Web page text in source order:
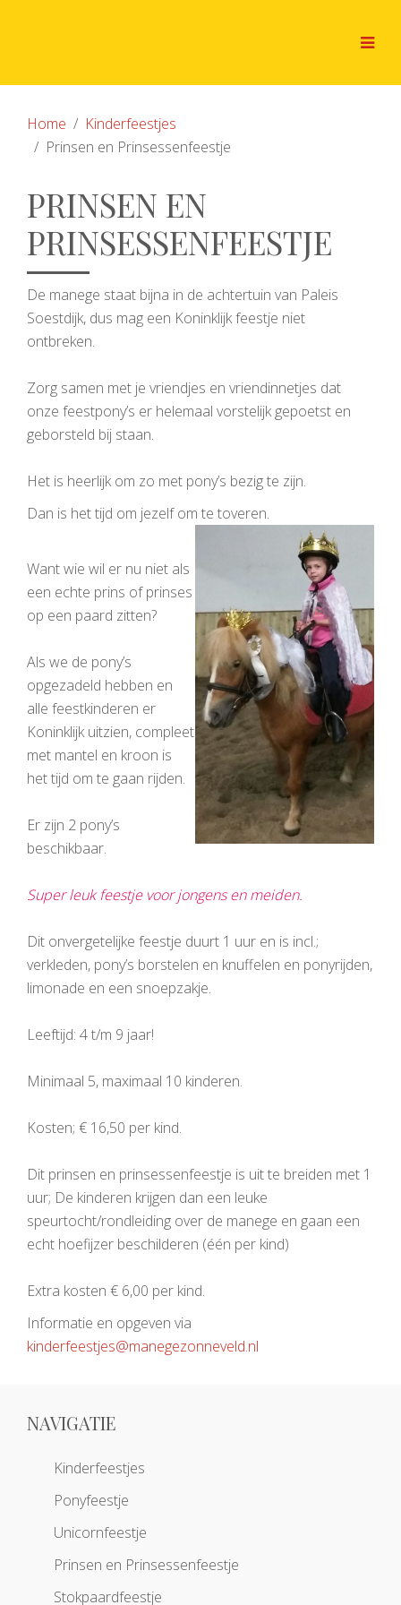
Home
Kinderfeestjes
Prinsen en Prinsessenfeestje
PRINSEN EN
PRINSESSENFEESTJE
De manege staat bijna in de achtertuin van Paleis
Soestdijk, dus mag een Koninklijk feestje niet
ontbreken.
Zorg samen met je vriendjes en vriendinnetjes dat
onze feestpony’s er helemaal vorstelijk gepoetst en
geborsteld bij staan.
Het is heerlijk om zo met pony’s bezig te zijn.
Dan is het tijd om jezelf om te toveren.
Want wie wil er nu niet als
een echte prins of prinses
op een paard zitten?
Als we de pony’s
opgezadeld hebben en
alle feestkinderen er
Koninklijk uitzien, compleet
met mantel en kroon is
het tijd om te gaan rijden.
Er zijn 2 pony’s
beschikbaar.
Super leuk feestje voor jongens en meiden.
Dit onvergetelijke feestje duurt 1 uur en is incl.;
verkleden, pony’s borstelen en knuffelen en ponyrijden,
limonade en een snoepzakje.
Leeftijd: 4 t/m 9 jaar!
Minimaal 5, maximaal 10 kinderen.
Kosten; € 16,50 per kind.
Dit prinsen en prinsessenfeestje is uit te breiden met 1
uur; De kinderen krijgen dan een leuke
speurtocht/rondleiding over de manege en gaan een
echt hoefijzer beschilderen (één per kind)
Extra kosten € 6,00 per kind.
Informatie en opgeven via
kinderfeestjes@manegezonneveld.nl
NAVIGATIE
Kinderfeestjes
Ponyfeestje
Unicornfeestje
Prinsen en Prinsessenfeestje
Stokpaardfeestje